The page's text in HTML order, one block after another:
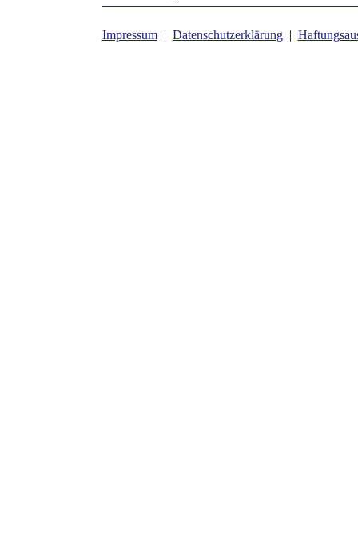
Impressum| Datenschutzerklärung|